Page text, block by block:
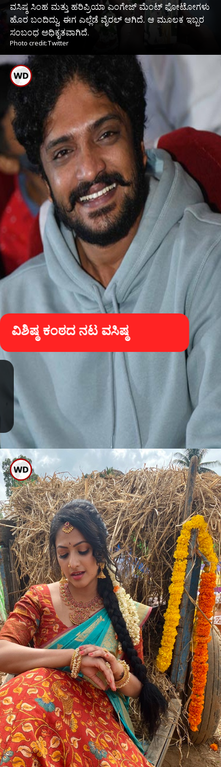
ವಸಿಷ್ಠ ಸಿಂಹ ಮತ್ತು ಹರಿಪ್ರಿಯಾ ಎಂಗೇಜ್ ಮೆಂಟ್ ಫೋಟೋಗಳು
ಹೊರ ಬಂದಿದ್ದು, ಈಗ ಎಲ್ಲೆಡೆ ವೈರಲ್ ಆಗಿದೆ. ಆ ಮೂಲಕ ಇಬ್ಬರ
ಸಂಬಂಧ ಅಧಿಕೃತವಾಗಿದೆ.
Photo credit:Twitter
ವಿಶಿಷ್ಠ ಕಂಠದ ನಟ ವಸಿಷ್ಠ
ವಸಿಷ್ಠ ಸಿಂಹ ಮತ್ತು ಹರಿಪ್ರಿಯಾ ಎಂಗೇಜ್
ಮೆಂಟ್ ಫೋಟೋಗಳು ಹೊರ ಬಂದಿದ್ದು, ಈಗ
ಎಲ್ಲೆಡೆ ವೈರಲ್ ಆಗಿದೆ. ಆ ಮೂಲಕ ಇಬ್ಬರ
ಸಂಬಂಧ ಅಧಿಕೃತವಾಗಿದೆ.
ಪ್ರೀತಿ ವಿಚಾರ